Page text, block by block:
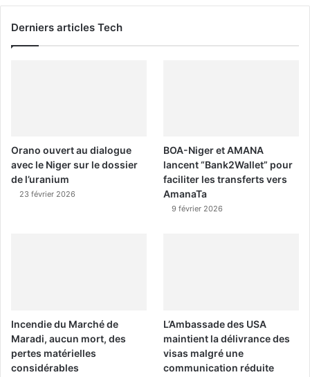
Derniers articles Tech
Orano ouvert au dialogue
avec le Niger sur le dossier
de l’uranium
23 février 2026
BOA-Niger et AMANA
lancent “Bank2Wallet” pour
faciliter les transferts vers
AmanaTa
9 février 2026
Incendie du Marché de
Maradi, aucun mort, des
pertes matérielles
considérables
L’Ambassade des USA
maintient la délivrance des
visas malgré une
communication réduite